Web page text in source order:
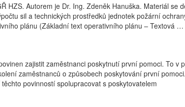
HZS. Autorem je Dr. Ing. Zdeněk Hanuška. Materiál se
sil a technických prostředků jednotek požární
plánu (Základní text operativního plánu – Textová …
zajistit zaměstnanci poskytnutí první pomoci. To v
zaměstnanců o způsobech poskytování první pomoci.
povinností spolupracovat s poskytovatelem